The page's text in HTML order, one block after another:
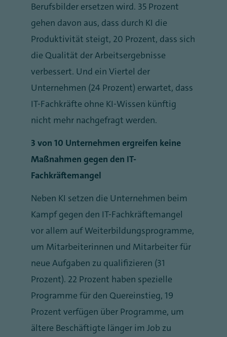
Berufsbilder ersetzen wird. 35 Prozent
gehen davon aus, dass durch KI die
Produktivität steigt, 20 Prozent, dass sich
die Qualität der Arbeitsergebnisse
verbessert. Und ein Viertel der
Unternehmen (24 Prozent) erwartet, dass
IT-Fachkräfte ohne KI-Wissen künftig
nicht mehr nachgefragt werden.
3 von 10 Unternehmen ergreifen keine
Maßnahmen gegen den IT-
Fachkräftemangel
Neben KI setzen die Unternehmen beim
Kampf gegen den IT-Fachkräftemangel
vor allem auf Weiterbildungsprogramme,
um Mitarbeiterinnen und Mitarbeiter für
neue Aufgaben zu qualifizieren (31
Prozent). 22 Prozent haben spezielle
Programme für den Quereinstieg, 19
Prozent verfügen über Programme, um
ältere Beschäftigte länger im Job zu